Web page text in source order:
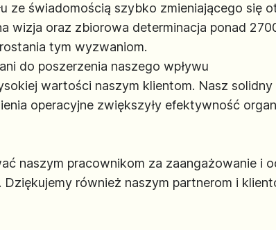
ze świadomością szybko zmieniającego się
wizja oraz zbiorowa determinacja ponad
tym wyzwaniom.
do poszerzenia naszego wpływu
wartości naszym klientom. Nasz
operacyjne zwiększyły efektywność
naszym pracownikom za zaangażowanie i
również naszym partnerom i